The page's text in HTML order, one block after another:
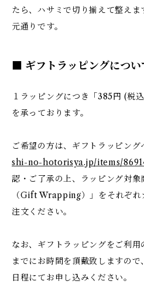
たら、ハサミで切り揃えて整えま
元通りです。
■ ギフトラッピングについ
１ラッピングにつき「385円 (税
を承っております。
ご希望の方は、ギフトラッピング
shi-no-hotorisya.jp/items/
認・ご了承の上、ラッピング対
（Gift Wrapping）」をそれぞれ
注文ください。
なお、ギフトラッピングをご利
までにお時間を頂戴致しますの
日程にてお申し込みください。